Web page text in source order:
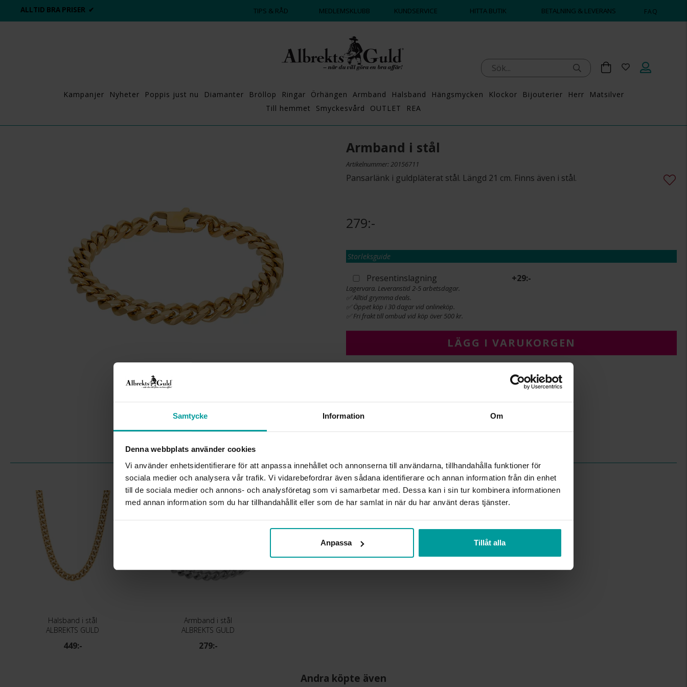
Samtycke Information Om
Denna webbplats använder cookies
Vi använder enhetsidentifierare för att anpassa innehållet och annonserna till användarna, tillhandahålla funktioner för
sociala medier och analysera vår trafik. Vi vidarebefordrar även sådana identifierare och annan information från din enhet
till de sociala medier och annons- och analysföretag som vi samarbetar med. Dessa kan i sin tur kombinera informationen
med annan information som du har tillhandahållit eller som de har samlat in när du har använt deras tjänster.
Anpassa Tillåt alla
ALLTID BRA PRISER ✔ DAGS ATT POPPA?
TIPS & RÅD MEDLEMSKLUBB KUNDSERVICE HITTA BUTIK BETALNING & LEVERANS FAQ
Kampanjer Nyheter Poppis just nu Diamanter Bröllop Ringar Örhängen Armband Halsband Hängsmycken Klockor Bijouterier Herr
Matsilver
Till hemmet
Smyckesvård OUTLET REA
Armband i stål
Artikelnummer: 20156711
Pansarlänk i guldpläterat stål. Längd 21 cm. Finns även i stål.
279:-
Storleksguide
Presentinslagning +29:-
Lagervara. Leveranstid 2-5 arbetsdagar.
✅ Alltid grymma deals.
✅ Öppet köp i 30 dagar vid onlineköp.
✅ Fri frakt till ombud vid köp över 500 kr.
LÄGG I VARUKORGEN
BREDD CA (MM)
VARUMÄRKE
Albrekts Guld
Liknande produkter
Halsband i stål
ALBREKTS GULD
449:-
Armband i stål
ALBREKTS GULD
279:-
Andra köpte även